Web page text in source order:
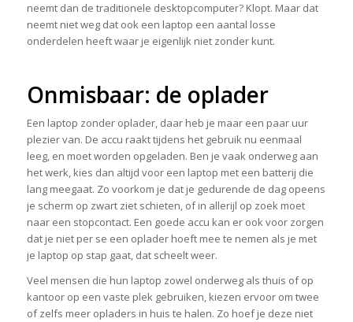
neemt dan de traditionele desktopcomputer? Klopt. Maar dat
neemt niet weg dat ook een laptop een aantal losse
onderdelen heeft waar je eigenlijk niet zonder kunt.
Onmisbaar: de oplader
Een laptop zonder oplader, daar heb je maar een paar uur
plezier van. De accu raakt tijdens het gebruik nu eenmaal
leeg, en moet worden opgeladen. Ben je vaak onderweg aan
het werk, kies dan altijd voor een laptop met een batterij die
lang meegaat. Zo voorkom je dat je gedurende de dag opeens
je scherm op zwart ziet schieten, of in allerijl op zoek moet
naar een stopcontact. Een goede accu kan er ook voor zorgen
dat je niet per se een oplader hoeft mee te nemen als je met
je laptop op stap gaat, dat scheelt weer.
Veel mensen die hun laptop zowel onderweg als thuis of op
kantoor op een vaste plek gebruiken, kiezen ervoor om twee
of zelfs meer opladers in huis te halen. Zo hoef je deze niet